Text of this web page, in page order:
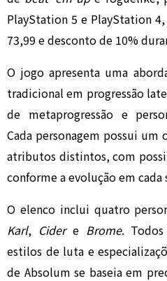
PlayStation 5 e PlayStation
73,99 e desconto de 10%
O jogo apresenta uma
tradicional em progressão
de metaprogressão e
Cada personagem possui
atributos distintos, com
conforme a evolução em cada
O elenco inclui quatro
Karl, Cidere Brome.
estilos de luta e
de Absolum se baseia em